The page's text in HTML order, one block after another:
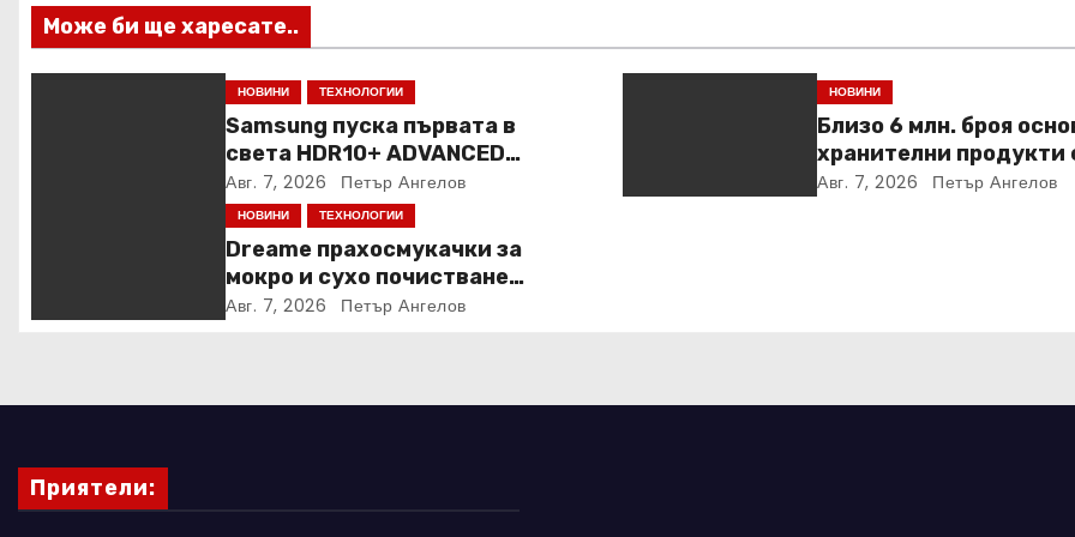
и
я
Може би ще харесате..
НОВИНИ ТЕХНОЛОГИИ
Samsung пуска първата в
света HDR10+ ADVANCED
стрийминг услуга в Prime Video
Авг. 7, 2026 Петър Ангелов
НОВИНИ
Близо 6 млн. броя
хранителни продукти
закупени от „Кошница
Авг. 7, 2026 Петър Ангелов
НОВИНИ ТЕХНОЛОГИИ
Dreame прахосмукачки за
мокро и сухо почистване
надхвърлиха 2 000 патентни
Авг. 7, 2026 Петър Ангелов
Приятели: